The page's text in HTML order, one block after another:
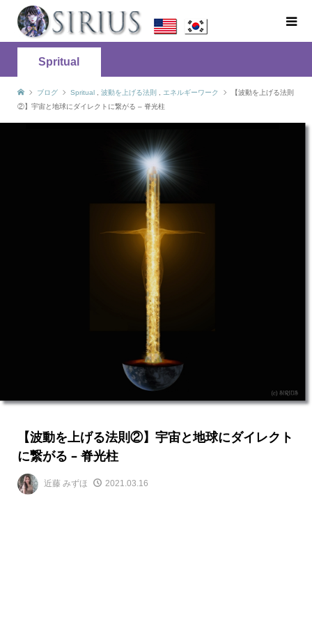
Spritual
ブログ Spritual 波動を上げる法則 エネルギーワーク
【波動を上げる法則
②】宇宙と地球にダイレクトに繋がる – 脊光柱
【波動を上げる法則②】宇宙と地球にダイレクト
に繋がる – 脊光柱
近藤 みずほ 2021.03.16